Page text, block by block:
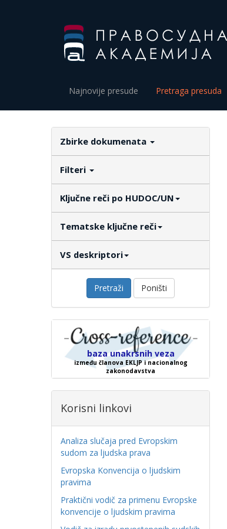
Najnovije presude Pretraga presuda
Zbirke dokumenata
Filteri
Ključne reči po HUDOC/UN
Tematske ključne reči
VS deskriptori
Pretraži Poništi
baza unakrsnih veza
između članova EKLJP i nacionalnog
zakonodavstva
Korisni linkovi
Analiza slučaja pred Evropskim
sudom za ljudska prava
Evropska Konvencija o ljudskim
pravima
Praktični vodič za primenu Evropske
konvencije o ljudskim pravima